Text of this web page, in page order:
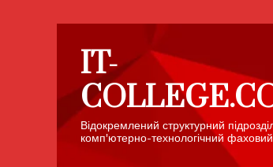
contentIT-
Відокремлений структурний
комп'ютерно-технологічний